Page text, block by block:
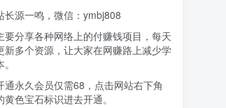
视频流量变现：APP拉新
书虚拟电商14天变现训练营
万粉技术教程（手动或者配合科技）
丁-小红书虚拟店铺SOP保姆级教程
长源一鸣，微信：ymbj808
要分享各种网络上的付赚钱项目，每天
新多个资源，让大家在网赚路上减少学
通永久会员仅需68，点击网站右下角
黄色宝石标识进去开通。